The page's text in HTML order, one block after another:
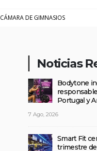
CÁMARA DE GIMNASIOS
Noticias
Bodytone
Portugal y
7 Ago, 2026
Smart Fit
trimestre